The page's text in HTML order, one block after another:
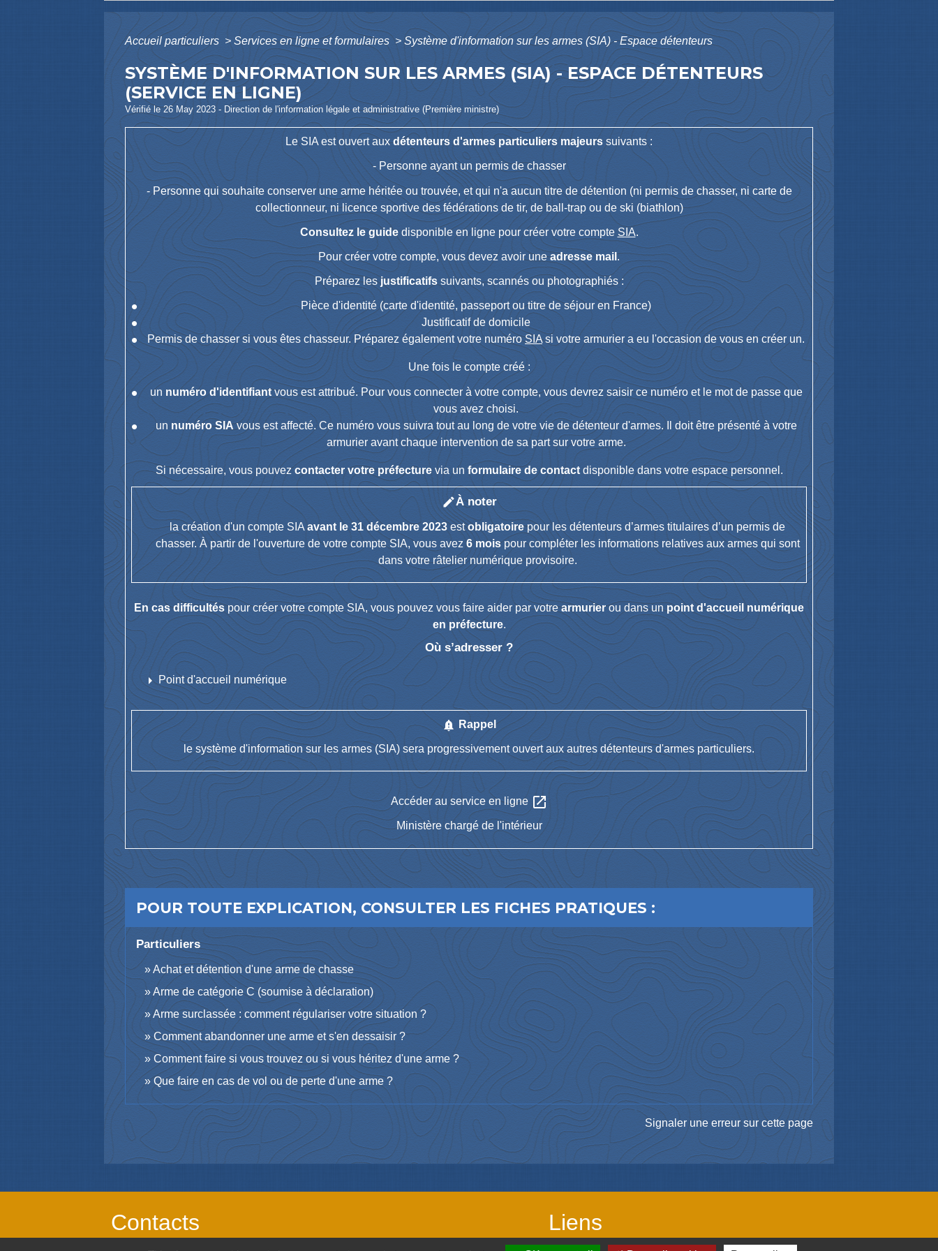
Accueil particuliers > Services en ligne et formulaires> Système d'information sur les armes (SIA) - Espace détenteurs
SYSTÈME D'INFORMATION SUR LES ARMES (SIA) - ESPACE DÉTENTEURS
(SERVICE EN LIGNE)
Vérifié le 26 May 2023 - Direction de l'information légale et administrative (Première ministre)
Le SIA est ouvert auxdétenteurs d'armes particuliers majeurs suivants :
- Personne ayant un permis de chasser
- Personne qui souhaite conserver une arme héritée ou trouvée, et qui n'a aucun titre de détention (ni permis de chasser, ni carte de
collectionneur, ni licence sportive des fédérations de tir, de ball-trap ou de ski (biathlon)
Consultez le guidedisponible en ligne pour créer votre compte SIA.
Pour créer votre compte, vous devez avoir uneadresse mail.
Préparez lesjustificatifssuivants, scannés ou photographiés :
Pièce d'identité (carte d'identité, passeport ou titre de séjour en France)
Justificatif de domicile
Permis de chasser si vous êtes chasseur. Préparez également votre numéroSIAsi votre armurier a eu l'occasion de vous en créer un.
Une fois le compte créé :
un numéro d'identifiantvous est attribué. Pour vous connecter à votre compte, vous devrez saisir ce numéro et le mot de passe que
vous avez choisi.
un numéro SIAvous est affecté. Ce numéro vous suivra tout au long de votre vie de détenteur d'armes. Il doit être présenté à votre
armurier avant chaque intervention de sa part sur votre arme.
Si nécessaire, vous pouvezcontacter votre préfecturevia un formulaire de contactdisponible dans votre espace personnel.
editÀ noter
la création d'un compte SIA avant le 31 décembre 2023estobligatoirepour les détenteurs d’armes titulaires d’un permis de
chasser. À partir de l'ouverture de votre compte SIA, vous avez 6 moispour compléter les informations relatives aux armes qui sont
dans votre râtelier numérique provisoire.
En cas difficultéspour créer votre compte SIA, vous pouvez vous faire aider par votrearmurierou dans unpoint d'accueil numérique
en préfecture.
Où s’adresser ?
arrow_rightPoint d'accueil numérique
notification_important Rappel
le système d'information sur les armes (SIA) sera progressivement ouvert aux autres détenteurs d'armes particuliers.
Accéder au service en ligne open_in_new
Ministère chargé de l'intérieur
POUR TOUTE EXPLICATION, CONSULTER LES FICHES PRATIQUES :
Particuliers
Achat et détention d'une arme de chasse
Arme de catégorie C (soumise à déclaration)
Arme surclassée : comment régulariser votre situation ?
Comment abandonner une arme et s'en dessaisir ?
Comment faire si vous trouvez ou si vous héritez d'une arme ?
Que faire en cas de vol ou de perte d'une arme ?
Signaler une erreur sur cette page
Contacts Liens